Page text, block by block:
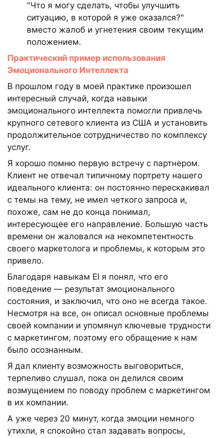
"Что я могу сделать, чтобы улучшить
ситуацию, в которой я уже оказался?"
вместо жалоб и угнетения своим текущим
положением.
Практический пример использования
Эмоционального Интеллекта
В прошлом году в моей практике произошел
интересный случай, когда навыки
эмоционального интеллекта помогли привлечь
крупного сетевого клиента из США и установить
продолжительное сотрудничество по комплексу
услуг.
Я хорошо помню первую встречу с партнером.
Клиент не отвечал типичному портрету нашего
идеального клиента: он постоянно перескакивал
с темы на тему, не имел четкого запроса и,
похоже, сам не до конца понимал,
интересующее его направление. Большую часть
времени он жаловался на некомпетентность
своего маркетолога и проблемы, к которым это
привело.
Благодаря навыкам EI я понял, что его
поведение — результат эмоционального
состояния, и заключил, что оно не всегда такое.
Несмотря на все, он описал основные проблемы
своей компании и упомянул ключевые трудности
с маркетингом, поэтому его обращение к нам
было осознанным.
Я дал клиенту возможность выговориться,
терпеливо слушал, пока он делился своим
возмущением по поводу проблем с маркетингом
в их компании.
А уже через 20 минут, когда эмоции немного
утихли, я спокойно стал задавать вопросы,